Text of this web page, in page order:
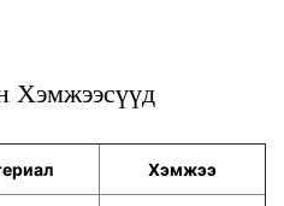
Хэмжээсүүд
Хэмжээ